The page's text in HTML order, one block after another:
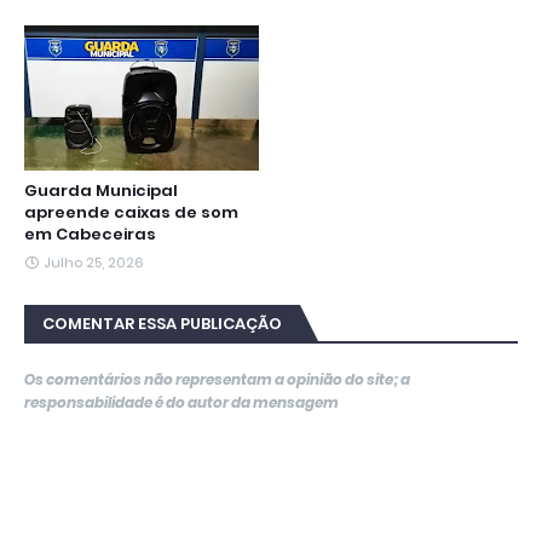
Guarda Municipal
apreende caixas de som
em Cabeceiras
Julho 25, 2026
COMENTAR ESSA PUBLICAÇÃO
Os comentários não representam a opinião do site; a
responsabilidade é do autor da mensagem